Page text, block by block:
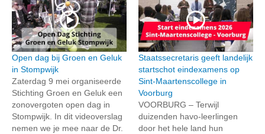
Open dag bij Groen en Geluk
in Stompwijk
Zaterdag 9 mei organiseerde
Stichting Groen en Geluk een
zonovergoten open dag in
Stompwijk. In dit videoverslag
nemen we je mee naar de Dr.
Staatssecretaris geeft landelijk
startschot eindexamens op
Sint-Maartenscollege in
Voorburg
VOORBURG – Terwijl
duizenden havo-leerlingen
door het hele land hun